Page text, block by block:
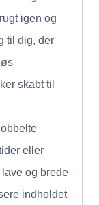
igen og
til dig, der
skabt til
eller
og brede
indholdet